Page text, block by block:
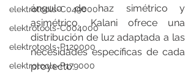
elektrotools-C049000
elektrotools-C004000
elektrotools-P120000
elektrotools-P179000
ángulo de haz simétrico y
asimétrico, Kalani ofrece una
distribución de luz adaptada a las
necesidades específicas de cada
proyecto.